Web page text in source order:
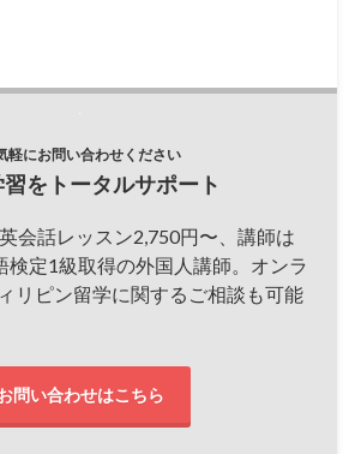
軽にお問い合わせください
をトータルサポート
会話レッスン2,750円〜、講師は
検定1級取得の外国人講師。オンラ
リピン留学に関するご相談も可能
問い合わせはこちら